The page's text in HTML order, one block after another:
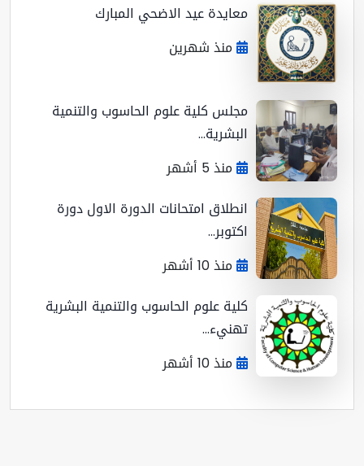
معايدة عيد الاضحي المبارك
منذ شهرين
مجلس كلية علوم الحاسوب والتنمية
البشرية...
منذ 5 أشهر
انطلاق امتحانات الدورة الاول دورة
اكتوبر...
منذ 10 أشهر
كلية علوم الحاسوب والتنمية البشرية
تهنيء...
منذ 10 أشهر